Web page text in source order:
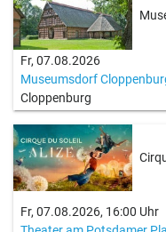
Fr, 07.08.2026
Museumsdorf
Cloppenburg
Fr, 07.08.2026, 16:00 Uhr